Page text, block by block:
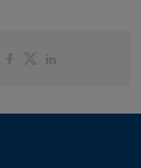
PartagerPartager